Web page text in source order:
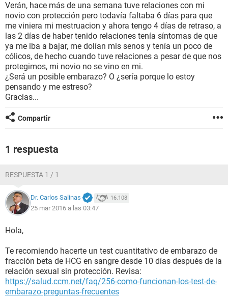
BIENESTAR
SEXUALIDAD
GLOSARIO
Verán, hace más de una semana tuve relaciones con mi
novio con protección pero todavía faltaba 6 días para que
me viniera mi mestruacion y ahora tengo 4 días de retraso, a
las 2 días de haber tenido relaciones tenía síntomas de que
ya me iba a bajar, me dolían mis senos y tenía un poco de
cólicos, de hecho cuando tuve relaciones a pesar de que nos
protegimos, mi novio no se vino en mi.
¿Será un posible embarazo? O ¿sería porque lo estoy
pensando y me estreso?
Gracias...
Compartir
1 respuesta
RESPUESTA 1 / 1
Dr. Carlos Salinas 16.108
25 mar 2016 a las 03:47
Hola,
Te recomiendo hacerte un test cuantitativo de embarazo de
fracción beta de HCG en sangre desde 10 días después de la
relación sexual sin protección. Revisa:
https://salud.ccm.net/faq/256-como-funcionan-los-test-de-
embarazo-preguntas-frecuentes